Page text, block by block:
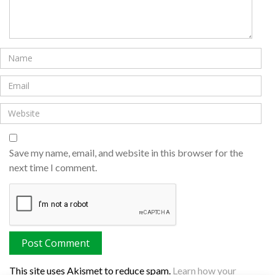
Save my name, email, and website in this browser for the
next time I comment.
This site uses Akismet to reduce spam. Learn how your